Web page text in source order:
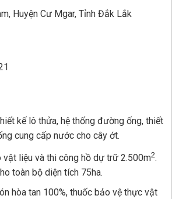
Huyện Cư Mgar, Tỉnh Đắk Lắk
kế lô thửa, hệ thống đường ống, thiết
cung cấp nước cho cây ớt.
vật liệu và thi công hồ dự trữ 2.500m2.
toàn bộ diện tích 75ha.
hòa tan 100%, thuốc bảo vệ thực vật